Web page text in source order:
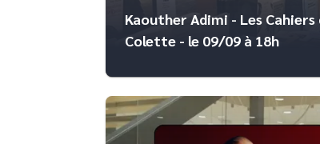
Kaouther Adimi - Les Cahiers
Colette - le 09/09 à 18h